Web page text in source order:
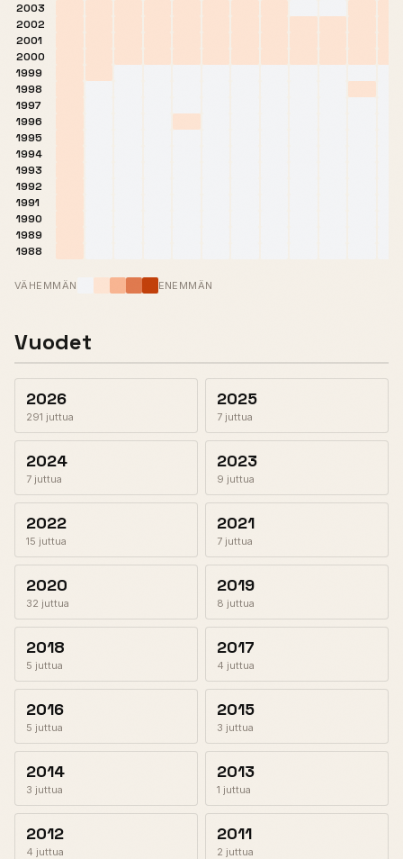
2003
2002
2001
2000
1999
1998
1997
1996
1995
1994
1993
1992
1991
1990
1989
1988
VÄHEMMÄN ENEMMÄN
Vuodet
2026
291 juttua
2025
7 juttua
2024
7 juttua
2023
9 juttua
2022
15 juttua
2021
7 juttua
2020
32 juttua
2019
8 juttua
2018
5 juttua
2017
4 juttua
2016
5 juttua
2015
3 juttua
2014
3 juttua
2013
1 juttua
2012
4 juttua
2011
2 juttua